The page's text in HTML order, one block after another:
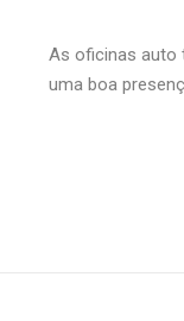
As oficinas auto
uma boa